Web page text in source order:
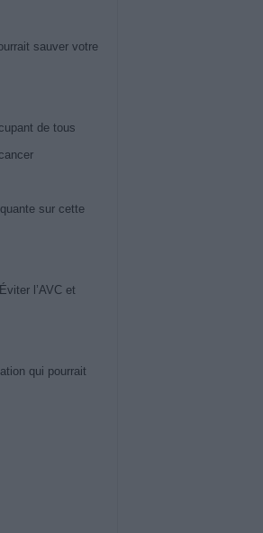
sauver votre
de tous
sur cette
l’AVC et
qui pourrait